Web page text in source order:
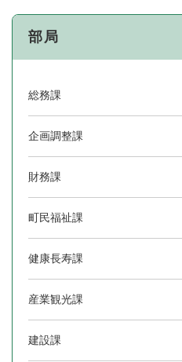
部局
総務課
企画調整課
財務課
町民福祉課
健康長寿課
産業観光課
建設課